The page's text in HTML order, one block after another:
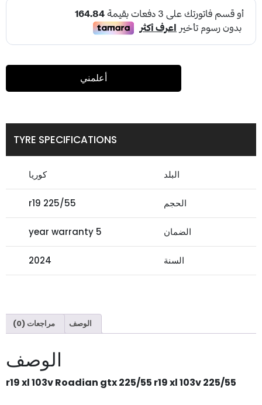
أعلمني
TYRE SPECIFICATIONS
البلد كوريا
الحجم 225/55 r19
الضمان 5 year warranty
السنة 2024
الوصف مراجعات (0)
الوصف
225/55 r19 xl 103v Roadian gtx 225/55 r19 xl 103v